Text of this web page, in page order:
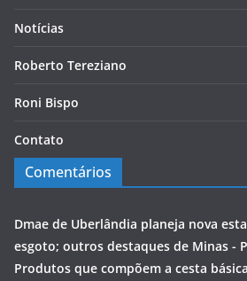
Notícias
Roberto Tereziano
Roni Bispo
Contato
Comentários
Dmae de Uberlândia planeja nova
esgoto; outros destaques de Minas -
Produtos que compõem a cesta